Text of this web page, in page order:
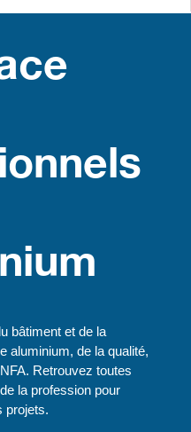
bâtiment et de la
aluminium, de la qualité,
Retrouvez toutes
la profession pour
projets.